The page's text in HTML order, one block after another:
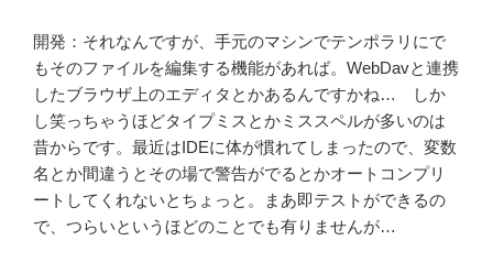
開発：それなんですが、手元のマシンでテンポラリにで
もそのファイルを編集する機能があれば。WebDavと連携
したブラウザ上のエディタとかあるんですかね… しか
し笑っちゃうほどタイプミスとかミススペルが多いのは
昔からです。最近はIDEに体が慣れてしまったので、変数
名とか間違うとその場で警告がでるとかオートコンプリ
ートしてくれないとちょっと。まあ即テストができるの
で、つらいというほどのことでも有りませんが…